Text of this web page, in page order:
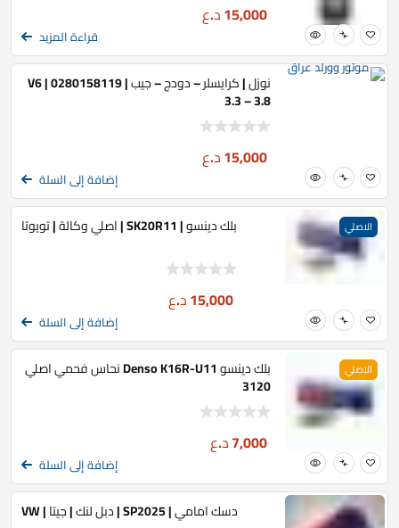
15,000د.ع
قراءة المزيد
نوزل | كرايسلر – دودج – جيب | 0280158119 | V6
3.3 – 3.8
15,000د.ع
إضافة إلى السلة
الاصلي بلك دينسو | SK20R11 | اصلي وكالة | تويوتا
15,000د.ع
إضافة إلى السلة
الاصلي بلك دينسو Denso K16R-U11 نحاس فحمي اصلي
3120
7,000د.ع
إضافة إلى السلة
دسك امامي | SP2025 | دبل لنك | جيتا | VW